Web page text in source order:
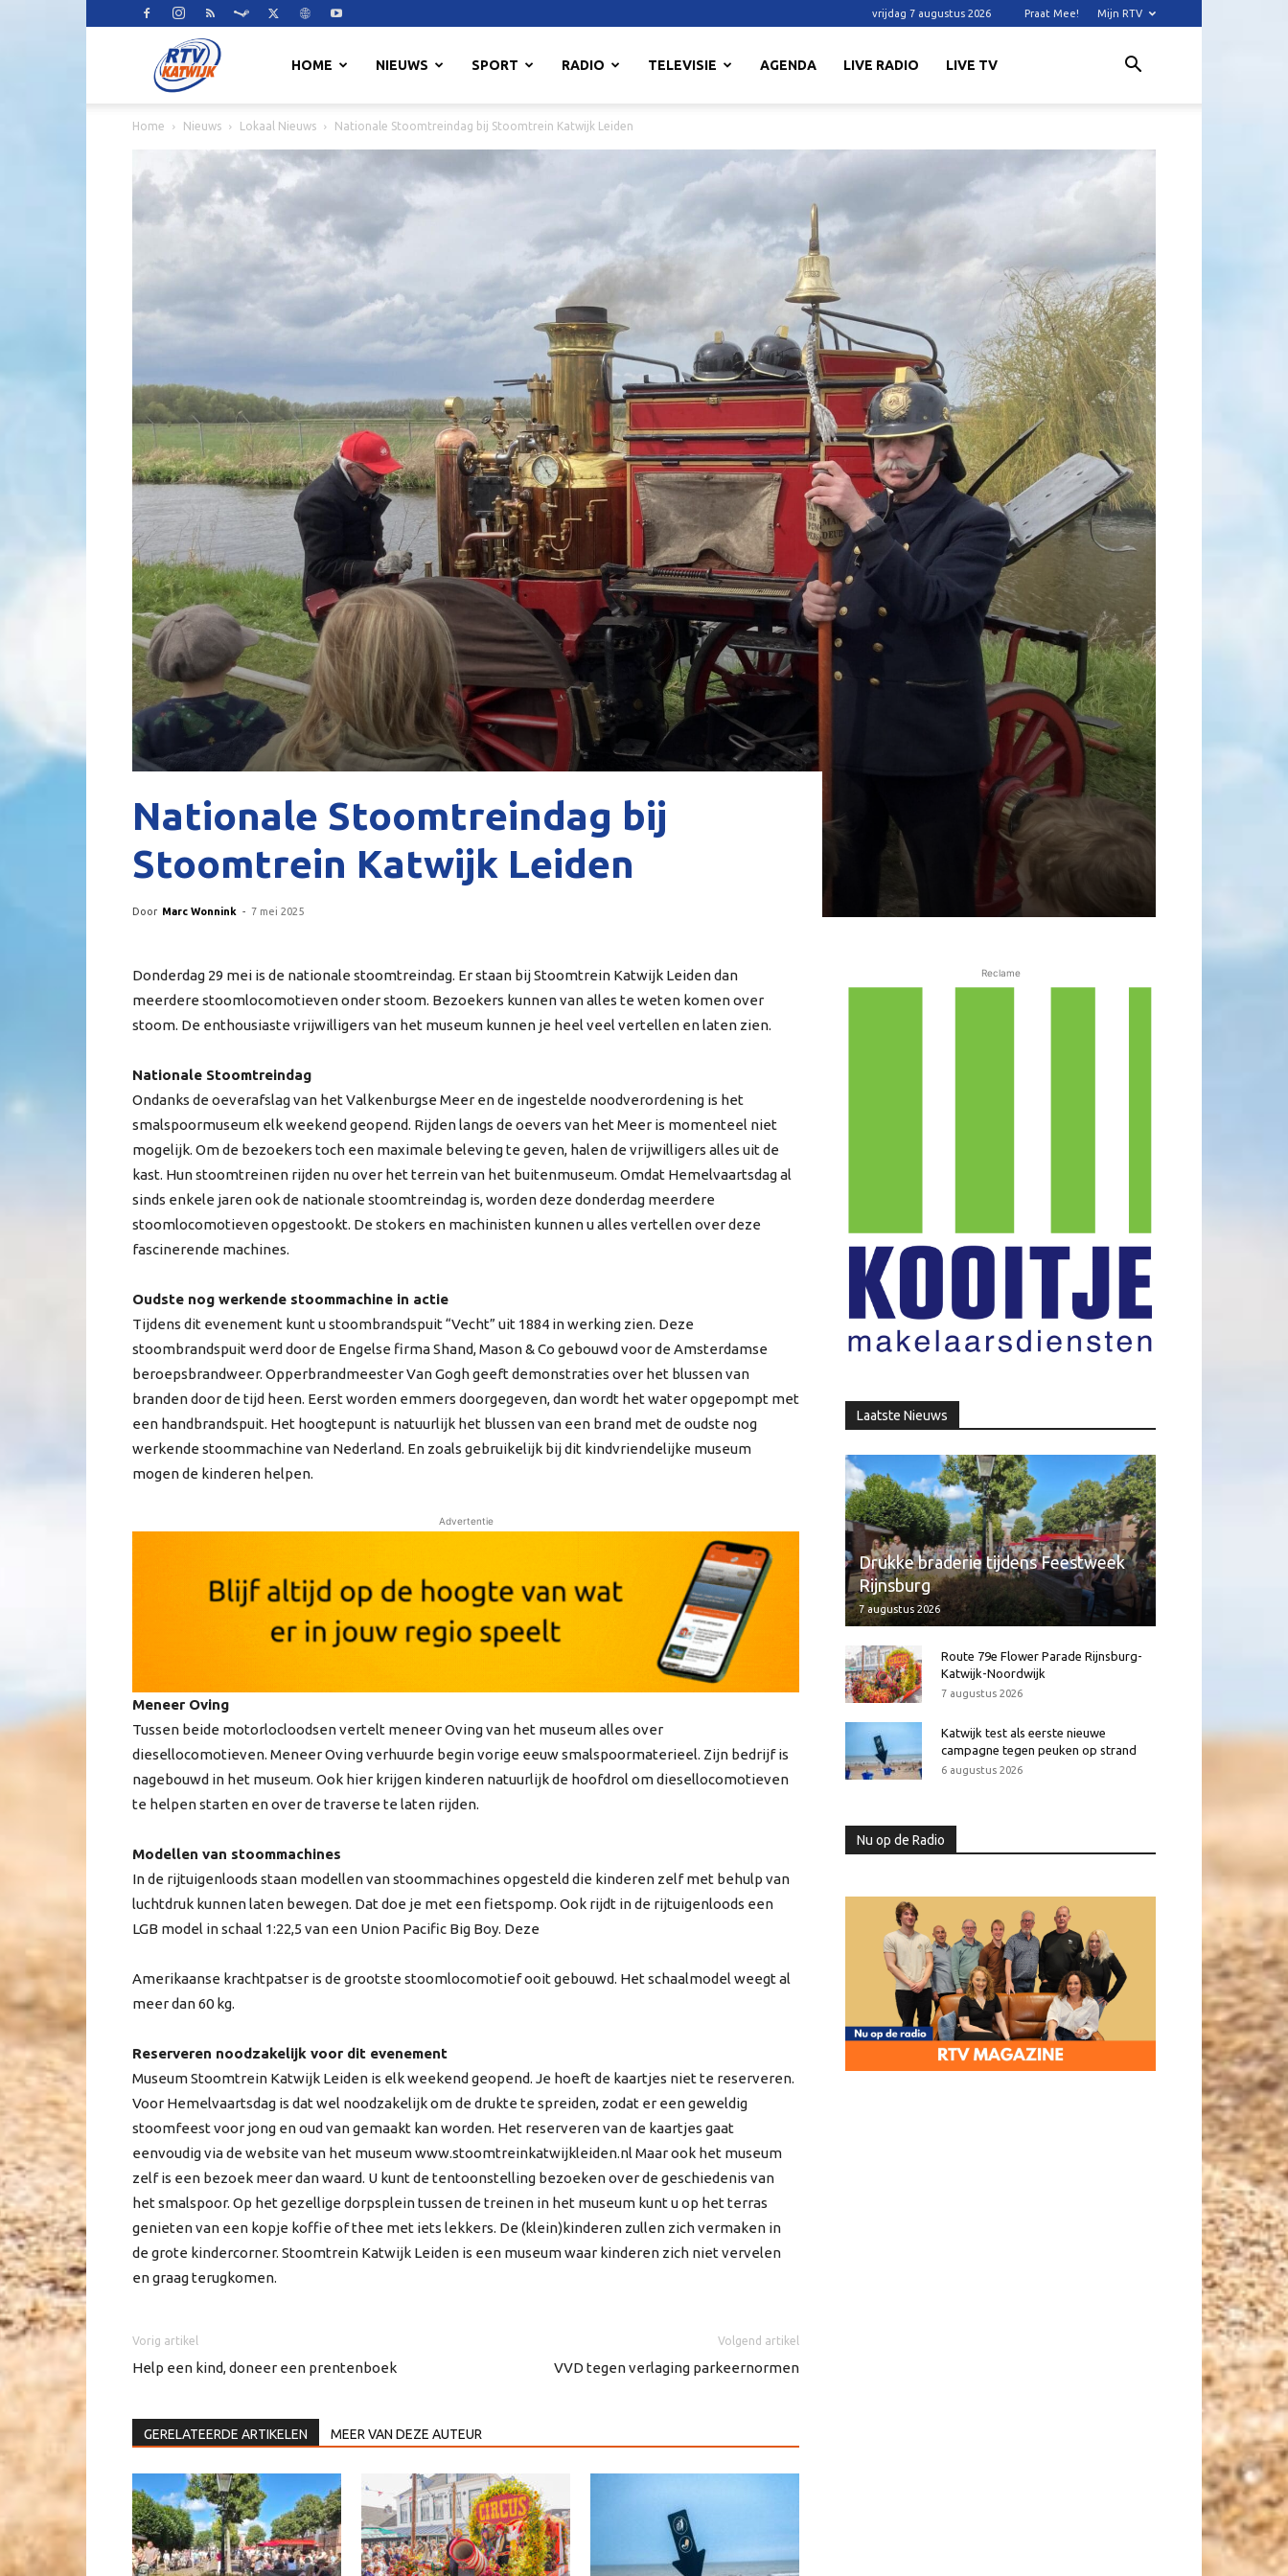
vrijdag 7 augustus 2026 Praat Mee! Mijn RTV
HOME NIEUWS SPORT RADIO TELEVISIE AGENDA LIVE RADIO LIVE TV
Home Nieuws Lokaal Nieuws Nationale Stoomtreindag bij Stoomtrein Katwijk Leiden
Nationale Stoomtreindag bij
Stoomtrein Katwijk Leiden
Door Marc Wonnink - 7 mei 2025
Donderdag 29 mei is de nationale stoomtreindag. Er staan bij Stoomtrein Katwijk Leiden dan
meerdere stoomlocomotieven onder stoom. Bezoekers kunnen van alles te weten komen over
stoom. De enthousiaste vrijwilligers van het museum kunnen je heel veel vertellen en laten zien.
Nationale Stoomtreindag
Ondanks de oeverafslag van het Valkenburgse Meer en de ingestelde noodverordening is het
smalspoormuseum elk weekend geopend. Rijden langs de oevers van het Meer is momenteel niet
mogelijk. Om de bezoekers toch een maximale beleving te geven, halen de vrijwilligers alles uit de
kast. Hun stoomtreinen rijden nu over het terrein van het buitenmuseum. Omdat Hemelvaartsdag al
sinds enkele jaren ook de nationale stoomtreindag is, worden deze donderdag meerdere
stoomlocomotieven opgestookt. De stokers en machinisten kunnen u alles vertellen over deze
fascinerende machines.
Oudste nog werkende stoommachine in actie
Tijdens dit evenement kunt u stoombrandspuit “Vecht” uit 1884 in werking zien. Deze
stoombrandspuit werd door de Engelse firma Shand, Mason & Co gebouwd voor de Amsterdamse
beroepsbrandweer. Opperbrandmeester Van Gogh geeft demonstraties over het blussen van
branden door de tijd heen. Eerst worden emmers doorgegeven, dan wordt het water opgepompt met
een handbrandspuit. Het hoogtepunt is natuurlijk het blussen van een brand met de oudste nog
werkende stoommachine van Nederland. En zoals gebruikelijk bij dit kindvriendelijke museum
mogen de kinderen helpen.
Advertentie
Meneer Oving
Tussen beide motorlocloodsen vertelt meneer Oving van het museum alles over
diesellocomotieven. Meneer Oving verhuurde begin vorige eeuw smalspoormaterieel. Zijn bedrijf is
nagebouwd in het museum. Ook hier krijgen kinderen natuurlijk de hoofdrol om diesellocomotieven
te helpen starten en over de traverse te laten rijden.
Modellen van stoommachines
In de rijtuigenloods staan modellen van stoommachines opgesteld die kinderen zelf met behulp van
luchtdruk kunnen laten bewegen. Dat doe je met een fietspomp. Ook rijdt in de rijtuigenloods een
LGB model in schaal 1:22,5 van een Union Pacific Big Boy. Deze
Amerikaanse krachtpatser is de grootste stoomlocomotief ooit gebouwd. Het schaalmodel weegt al
meer dan 60 kg.
Reserveren noodzakelijk voor dit evenement
Museum Stoomtrein Katwijk Leiden is elk weekend geopend. Je hoeft de kaartjes niet te reserveren.
Voor Hemelvaartsdag is dat wel noodzakelijk om de drukte te spreiden, zodat er een geweldig
stoomfeest voor jong en oud van gemaakt kan worden. Het reserveren van de kaartjes gaat
eenvoudig via de website van het museum www.stoomtreinkatwijkleiden.nl Maar ook het museum
zelf is een bezoek meer dan waard. U kunt de tentoonstelling bezoeken over de geschiedenis van
het smalspoor. Op het gezellige dorpsplein tussen de treinen in het museum kunt u op het terras
genieten van een kopje koffie of thee met iets lekkers. De (klein)kinderen zullen zich vermaken in
de grote kindercorner. Stoomtrein Katwijk Leiden is een museum waar kinderen zich niet vervelen
en graag terugkomen.
Vorig artikel
Help een kind, doneer een prentenboek
Volgend artikel
VVD tegen verlaging parkeernormen
GERELATEERDE ARTIKELEN MEER VAN DEZE AUTEUR
Reclame
Laatste Nieuws
Drukke braderie tijdens Feestweek
Rijnsburg
7 augustus 2026
Route 79e Flower Parade Rijnsburg-
Katwijk-Noordwijk
7 augustus 2026
Katwijk test als eerste nieuwe
campagne tegen peuken op strand
6 augustus 2026
Nu op de Radio